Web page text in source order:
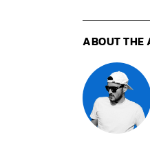
ABOUT THE